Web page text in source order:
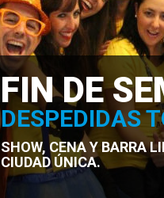
FIN DE
DESPEDIDAS
SHOW, CENA Y BARRA
CIUDAD ÚNICA.